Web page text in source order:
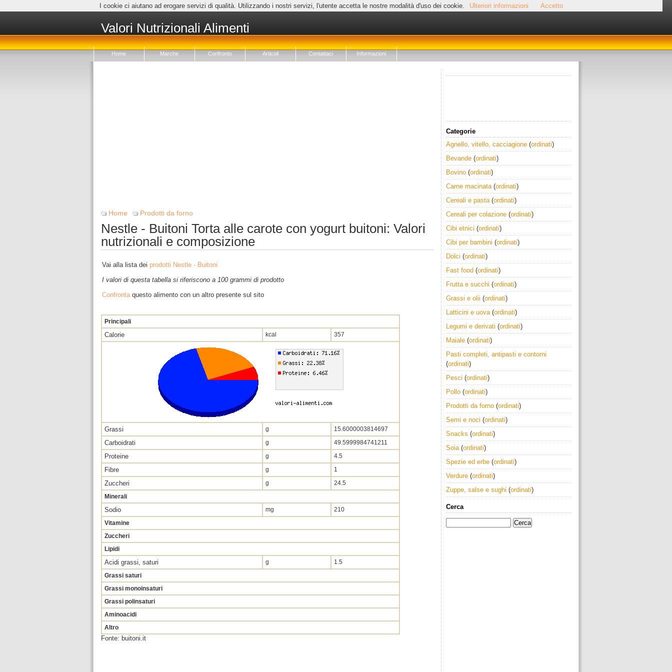
I cookie ci aiutano ad erogare servizi di qualità. Utilizzando i nostri servizi, l'utente accetta le nostre modalità d'uso dei cookie. Ulteriori informazioni Accetto
Valori Nutrizionali Alimenti
Home Marche Confronto Articoli Contattaci Informazioni
Home Prodotti da forno
Nestle - Buitoni Torta alle carote con yogurt buitoni: Valori
nutrizionali e composizione
Vai alla lista dei prodotti Nestle - Buitoni
I valori di questa tabella si riferiscono a 100 grammi di prodotto
Confrontaquesto alimento con un altro presente sul sito
Principali
Calorie kcal 357
Grassi g 15.6000003814697
Carboidrati g 49.5999984741211
Proteine g 4.5
Fibre g 1
Zuccheri g
24.5
Minerali
Sodio mg
210
Vitamine
Zuccheri
Lipidi
Acidi grassi, saturi g
1.5
Grassi saturi
Grassi monoinsaturi
Grassi polinsaturi
Aminoacidi
Altro
Fonte: buitoni.it
Categorie
Agnello, vitello, cacciagione (ordinati)
Bevande (ordinati)
Bovino (ordinati)
Carne macinata(ordinati)
Cereali e pasta(ordinati)
Cereali per colazione (ordinati)
Cibi etnici (ordinati)
Cibi per bambini (ordinati)
Dolci (ordinati)
Fast food (ordinati)
Frutta e succhi (ordinati)
Grassi e olii (ordinati)
Latticini e uova(ordinati)
Legumi e derivati (ordinati)
Maiale (ordinati)
Pasti completi, antipasti e contorni
(ordinati)
Pesci (ordinati)
Pollo (ordinati)
Prodotti da forno (ordinati)
Semi e noci (ordinati)
Snacks (ordinati)
Soia(ordinati)
Spezie ed erbe (ordinati)
Verdure (ordinati)
Zuppe, salse e sughi (ordinati)
Cerca